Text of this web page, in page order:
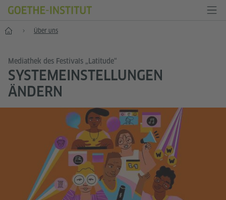
Start Über uns
Mediathek des Festivals „Latitude“
SYSTEMEINSTELLUNGEN
ÄNDERN